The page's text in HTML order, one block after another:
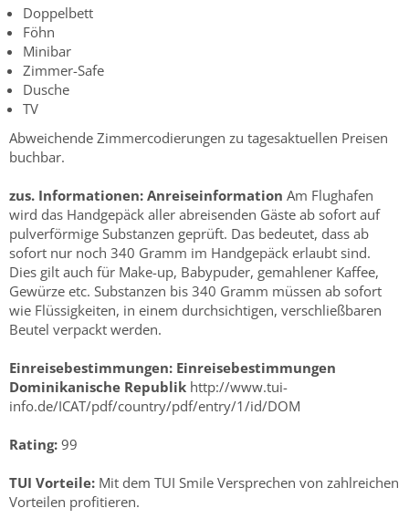
Doppelbett
Föhn
Minibar
Zimmer-Safe
Dusche
TV
Abweichende Zimmercodierungen zu tagesaktuellen Preisen
buchbar.
zus. Informationen: Anreiseinformation Am Flughafen
wird das Handgepäck aller abreisenden Gäste ab sofort auf
pulverförmige Substanzen geprüft. Das bedeutet, dass ab
sofort nur noch 340 Gramm im Handgepäck erlaubt sind.
Dies gilt auch für Make-up, Babypuder, gemahlener Kaffee,
Gewürze etc. Substanzen bis 340 Gramm müssen ab sofort
wie Flüssigkeiten, in einem durchsichtigen, verschließbaren
Beutel verpackt werden.
Einreisebestimmungen: Einreisebestimmungen
Dominikanische Republik http://www.tui-
info.de/ICAT/pdf/country/pdf/entry/1/id/DOM
Rating: 99
TUI Vorteile: Mit dem TUI Smile Versprechen von zahlreichen
Vorteilen profitieren.